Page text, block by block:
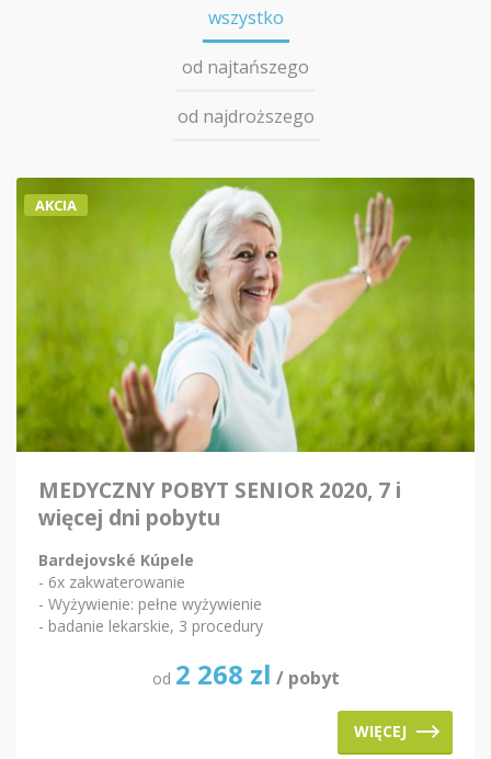
wszystko
od najtańszego
od najdroższego
AKCIA
MEDYCZNY POBYT SENIOR 2020, 7 i
więcej dni pobytu
Bardejovské Kúpele
- 6x zakwaterowanie
- Wyżywienie: pełne wyżywienie
- badanie lekarskie, 3 procedury
od 2 268 zl / pobyt
WIĘCEJ